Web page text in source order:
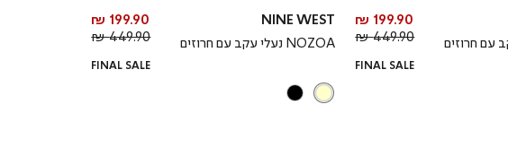
מחיר
מוצר
199.90 ₪
מחיר
449.90 ₪
FINAL SALE
NINE WEST
NOZOA נעלי עקב עם חרוזים
מחיר
מוצר
199.90 ₪
מחיר
449.90 ₪
FINAL SALE